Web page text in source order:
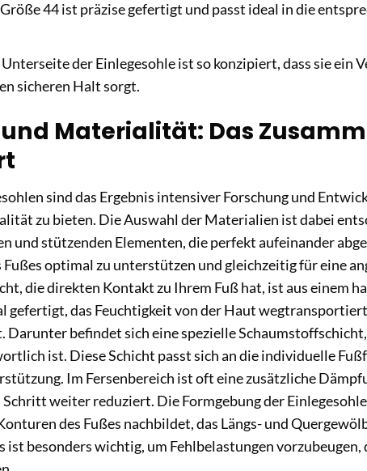
44 ist präzise gefertigt und passt ideal in die
der Einlegesohle ist so konzipiert, dass sie ein
sicheren Halt sorgt.
Materialität: Das
sind das Ergebnis intensiver Forschung und
zu bieten. Die Auswahl der Materialien ist dabei
und stützenden Elementen, die perfekt aufeinander
optimal zu unterstützen und gleichzeitig für eine
die direkten Kontakt zu Ihrem Fuß hat, ist aus einem
das Feuchtigkeit von der Haut
Darunter befindet sich eine spezielle
ist. Diese Schicht passt sich an die individuelle
Im Fersenbereich ist oft eine zusätzliche
weiter reduziert. Die Formgebung der
des Fußes nachbildet, das Längs- und
besonders wichtig, um Fehlbelastungen vorzubeugen,